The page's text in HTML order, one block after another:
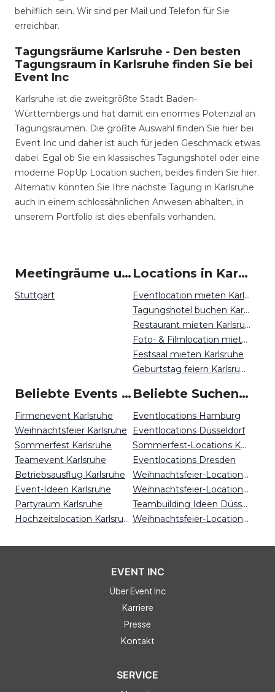
behilflich sein. Wir sind per Mail und Telefon für Sie
erreichbar.
Tagungsräume Karlsruhe - Den besten
Tagungsraum in Karlsruhe finden Sie bei
Event Inc
Karlsruhe ist die zweitgrößte Stadt Baden-
Württembergs und hat damit ein enormes Potenzial an
Tagungsräumen. Die größte Auswahl finden Sie hier bei
Event Inc und daher ist auch für jeden Geschmack etwas
dabei. Egal ob Sie ein klassisches Tagungshotel oder eine
moderne PopUp Location suchen, beides finden Sie hier.
Alternativ könnten Sie Ihre nächste Tagung in Karlsruhe
auch in einem schlossähnlichen Anwesen abhalten, in
unserem Portfolio ist dies ebenfalls vorhanden.
Meetingräume um Karlsruhe
Stuttgart
Locations in Karlsruhe mieten
Eventlocation mieten Karlsruhe
Tagungshotel buchen Karlsruhe
Restaurant mieten Karlsruhe
Foto- & Filmlocation mieten Karlsruhe
Festsaal mieten Karlsruhe
Geburtstag feiern Karlsruhe
Beliebte Events in Karlsruhe
Firmenevent Karlsruhe
Weihnachtsfeier Karlsruhe
Sommerfest Karlsruhe
Teamevent Karlsruhe
Betriebsausflug Karlsruhe
Event-Ideen Karlsruhe
Partyraum Karlsruhe
Hochzeitslocation Karlsruhe
Beliebte Suchen auf Event Inc
Eventlocations Hamburg
Eventlocations Düsseldorf
Sommerfest-Locations Köln
Eventlocations Dresden
Weihnachtsfeier-Locations Essen
Weihnachtsfeier-Locations Kassel
Teambuilding Ideen Düsseldorf
Weihnachtsfeier-Locations Kiel
EVENT INC
Über Event Inc
Karriere
Presse
Kontakt
SERVICE